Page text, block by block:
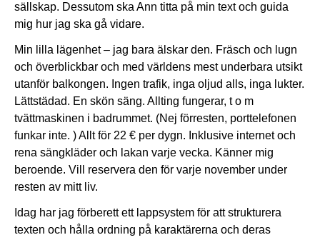
sällskap. Dessutom ska Ann titta på min text och guida
mig hur jag ska gå vidare.
Min lilla lägenhet – jag bara älskar den. Fräsch och lugn
och överblickbar och med världens mest underbara utsikt
utanför balkongen. Ingen trafik, inga oljud alls, inga lukter.
Lättstädad. En skön säng. Allting fungerar, t o m
tvättmaskinen i badrummet. (Nej förresten, porttelefonen
funkar inte. ) Allt för 22 € per dygn. Inklusive internet och
rena sängkläder och lakan varje vecka. Känner mig
beroende. Vill reservera den för varje november under
resten av mitt liv.
Idag har jag förberett ett lappsystem för att strukturera
texten och hålla ordning på karaktärerna och deras